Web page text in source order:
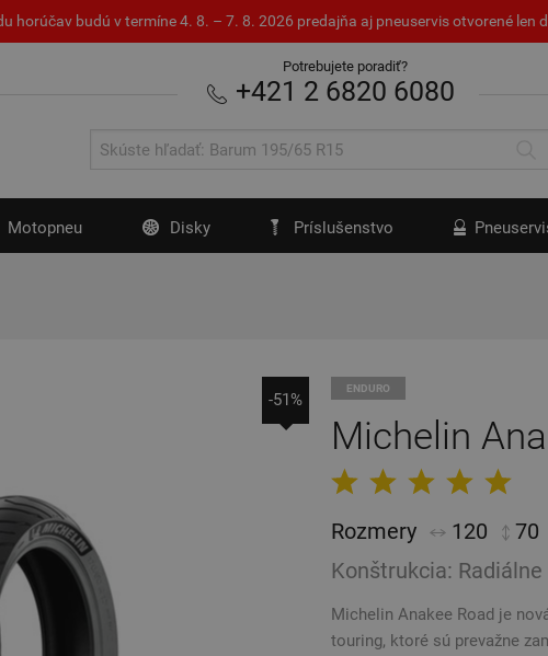
horúčav budú v termíne 4. 8. – 7. 8. 2026 predajňa aj pneuservis otvorené len
Potrebujete poradiť?
+421 2 6820 6080
Motopneu Disky Príslušenstvo
ENDURO
Michelin
Rozmery 120 70
Konštrukcia: Radiálne
Michelin Anakee Road je
touring, ktoré sú prevažne
-51%